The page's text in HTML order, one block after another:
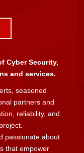
Cyber Security,
and services.
seasoned
partners and
reliability, and
passionate about
that empower